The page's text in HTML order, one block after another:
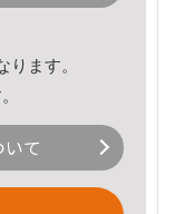
ます。
て